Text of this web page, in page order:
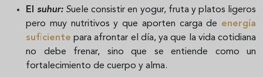
Elsuhur: Suele consistir en yogur, fruta y platos ligeros
pero muy nutritivos y que aporten carga de energía
suficiente para afrontar el día, ya que la vida cotidiana
no debe frenar, sino que se entiende como un
fortalecimiento de cuerpo y alma.